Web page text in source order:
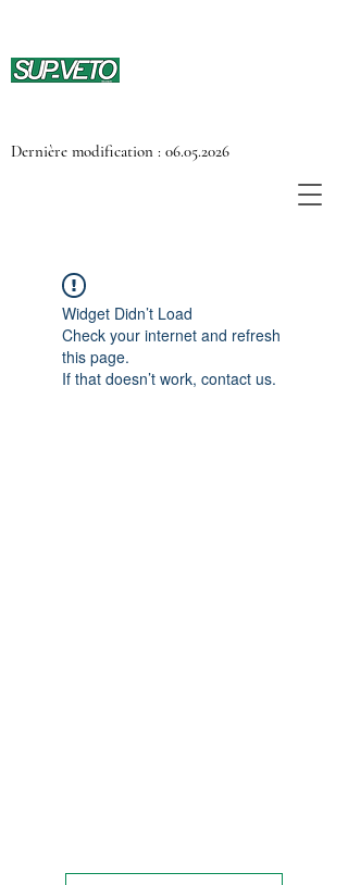
Dernière modification : 06.05.2026
Widget Didn’t Load
Check your internet and refresh
this page.
If that doesn’t work, contact us.